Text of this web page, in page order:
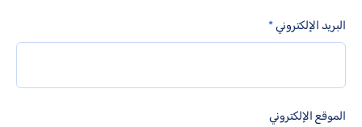
البريد الإلكتروني*
الموقع الإلكتروني